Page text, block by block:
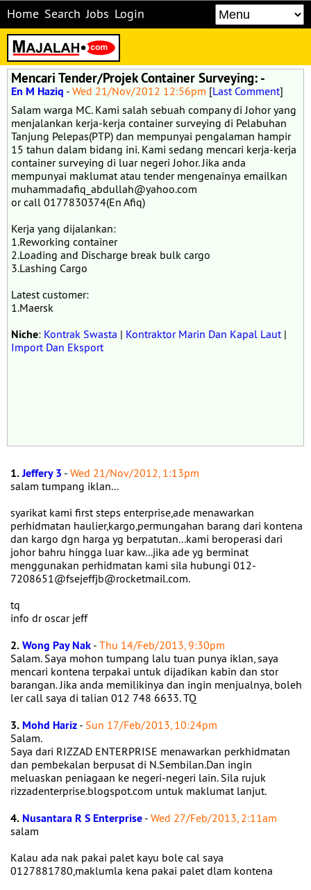
Home Search Jobs Login
Mencari Tender/Projek Container Surveying: -
En M Haziq - Wed 21/Nov/2012 12:56pm [Last Comment]
Salam warga MC. Kami salah sebuah company di Johor yang
menjalankan kerja-kerja container surveying di Pelabuhan
Tanjung Pelepas(PTP) dan mempunyai pengalaman hampir
15 tahun dalam bidang ini. Kami sedang mencari kerja-kerja
container surveying di luar negeri Johor. Jika anda
mempunyai maklumat atau tender mengenainya emailkan
muhammadafiq_abdullah@yahoo.com
or call 0177830374(En Afiq)
Kerja yang dijalankan:
1.Reworking container
2.Loading and Discharge break bulk cargo
3.Lashing Cargo
Latest customer:
1.Maersk
Niche: Kontrak Swasta | Kontraktor Marin Dan Kapal Laut|
Import Dan Eksport
1.Jeffery 3 - Wed 21/Nov/2012, 1:13pm
salam tumpang iklan...
syarikat kami first steps enterprise,ade menawarkan
perhidmatan haulier,kargo,permungahan barang dari kontena
dan kargo dgn harga yg berpatutan...kami beroperasi dari
johor bahru hingga luar kaw...jika ade yg berminat
menggunakan perhidmatan kami sila hubungi 012-
7208651@fsejeffjb@rocketmail.com.
tq
info dr oscar jeff
2.Wong Pay Nak - Thu 14/Feb/2013, 9:30pm
Salam. Saya mohon tumpang lalu tuan punya iklan, saya
mencari kontena terpakai untuk dijadikan kabin dan stor
barangan. Jika anda memilikinya dan ingin menjualnya, boleh
ler call saya di talian 012 748 6633. TQ
3. Mohd Hariz - Sun 17/Feb/2013, 10:24pm
Salam.
Saya dari RIZZAD ENTERPRISE menawarkan perkhidmatan
dan pembekalan berpusat di N.Sembilan.Dan ingin
meluaskan peniagaan ke negeri-negeri lain. Sila rujuk
rizzadenterprise.blogspot.com untuk maklumat lanjut.
4. Nusantara R S Enterprise - Wed 27/Feb/2013, 2:11am
salam
Kalau ada nak pakai palet kayu bole cal saya
0127881780,maklumla kena pakai palet dlam kontena